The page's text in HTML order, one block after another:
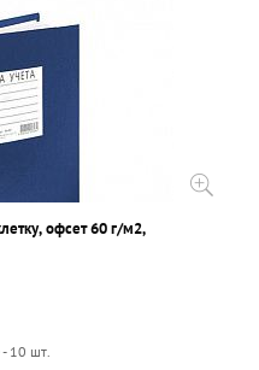
офсет 60 г/м2,
- 10 шт.